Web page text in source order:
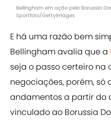
Bellingham em ação pelo Borussia
Sportfoto/GettyImages
E há uma razão bem
Bellingham avalia que a
seja o passo certeiro na
negociações, porém, só
andamentos a partir do
vinculado ao Borussia